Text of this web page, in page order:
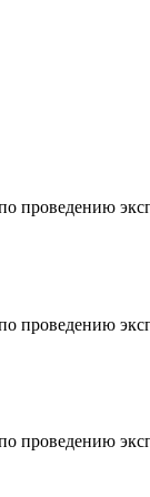
проведению
проведению
проведению